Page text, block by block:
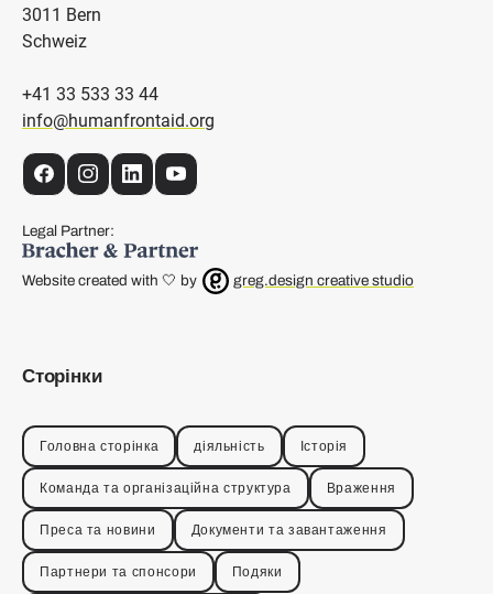
3011 Bern
Schweiz
+41 33 533 33 44
info@humanfrontaid.org
FacebookInstagram
LinkedInYouTube
Legal Partner:
Website created with 🤍 by greg.design creative studio
Сторінки
Головна сторінка діяльність Історія
Команда та організаційна структура Враження
Преса та новини Документи та завантаження
Партнери та спонсори Подяки